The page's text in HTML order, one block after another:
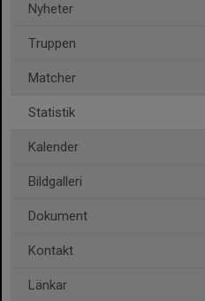
Nyheter
Truppen
Matcher
Statistik
Kalender
Bildgalleri
Dokument
Kontakt
Länkar